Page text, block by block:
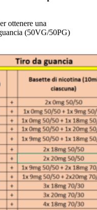
ottenere una
(50VG/50PG)